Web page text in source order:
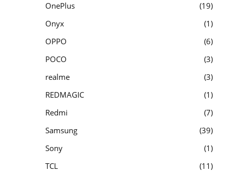
OnePlus
19
Onyx
1
OPPO
6
POCO
3
realme
3
REDMAGIC
1
Redmi
7
Samsung
39
Sony
1
TCL
11